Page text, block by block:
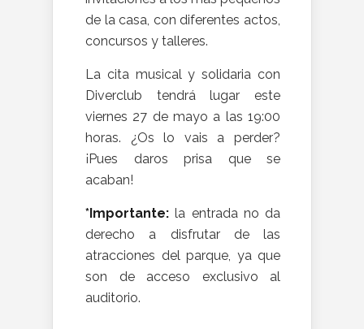
de la casa, con diferentes actos,
concursos y talleres.
La cita musical y solidaria con
Diverclub tendrá lugar este
viernes 27 de mayo a las 19:00
horas. ¿Os lo vais a perder?
¡Pues daros prisa que se
acaban!
*Importante: la entrada no da
derecho a disfrutar de las
atracciones del parque, ya que
son de acceso exclusivo al
auditorio.